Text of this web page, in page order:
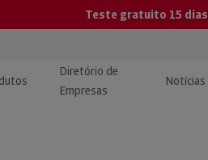
Teste gratuito 15 dias
Diretório de
Empresas
Notícias